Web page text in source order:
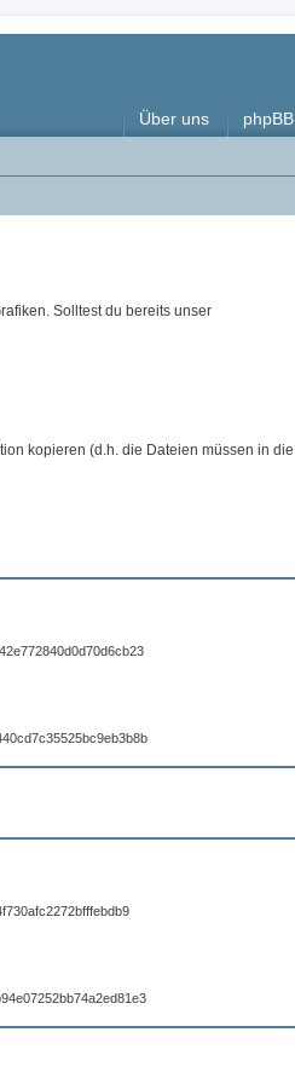
Über uns phpBB
Solltest du bereits unser
kopieren (d.h. die Dateien müssen in die